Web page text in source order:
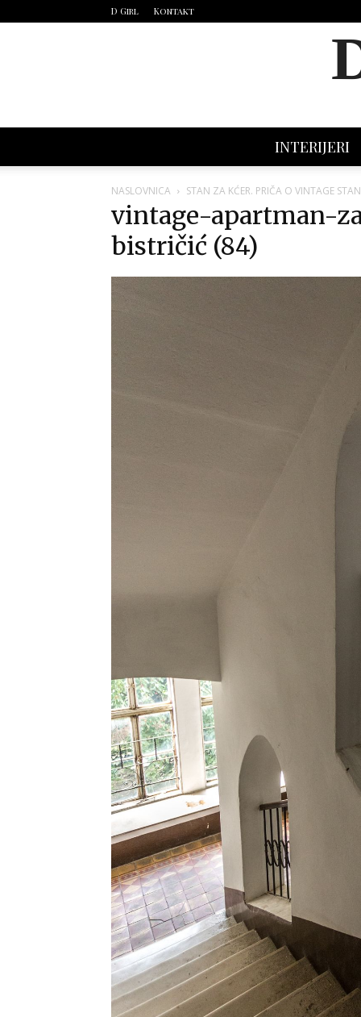
D Girl Kontakt
INTERIJERI
NASLOVNICA STAN ZA KĆER. PRIČA O VINTAGE
vintage-apartman-
bistričić (84)